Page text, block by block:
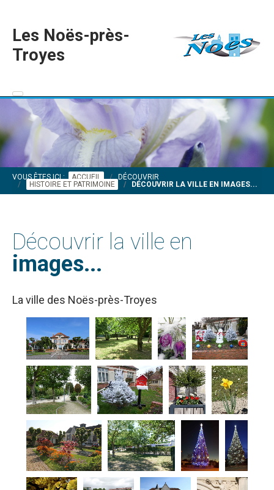
Les Noës-près-
Troyes
VOUS ÊTES ICI : ACCUEIL
DÉCOUVRIR
HISTOIRE ET PATRIMOINE
DÉCOUVRIR LA VILLE EN IMAGES...
Découvrir la ville en
images...
La ville des Noës-près-Troyes